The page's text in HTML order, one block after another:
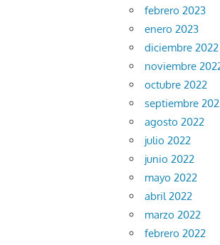
febrero 2023
enero 2023
diciembre 2022
noviembre
octubre 2022
septiembre
agosto 2022
julio 2022
junio 2022
mayo 2022
abril 2022
marzo 2022
febrero 2022